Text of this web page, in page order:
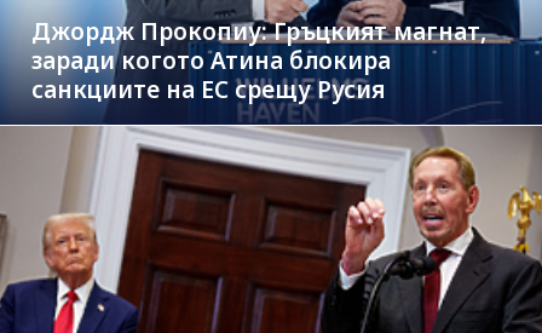
Джордж Прокопиу: Гръцкият магнат,
заради когото Атина блокира
санкциите на ЕС срещу Русия